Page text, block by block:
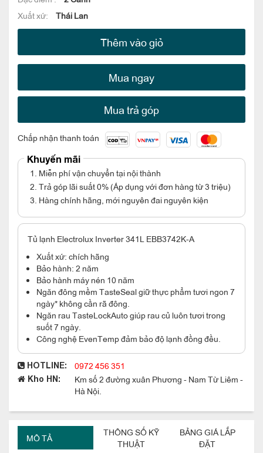
Xuất xứ:
Thái Lan
Thêm vào giỏ
Mua ngay
Mua trả góp
Chấp nhận thanh toán
Khuyến mãi
1. Miễn phí vận chuyển tại nội thành
2. Trả góp lãi suất 0% (Áp dụng với đơn hàng từ 3 triệu)
3. Hàng chính hãng, mới nguyên đai nguyên kiện
Tủ lạnh Electrolux Inverter 341L EBB3742K-A
Xuất xứ: chích hãng
Bảo hành: 2 năm
Bảo hành máy nén 10 năm
Ngăn đông mềm TasteSeal giữ thực phẩm tươi ngon 7
ngày* không cần rã đông.
Ngăn rau TasteLockAuto giúp rau củ luôn tươi trong
suốt 7 ngày.
Công nghệ EvenTemp đảm bảo độ lạnh đồng đều.
HOTLINE: 0972 456 351
Kho HN:
Km số 2 đường xuân Phương - Nam Từ Liêm -
Hà Nội.
MÔ TẢ
THÔNG SỐ KỸ
THUẬT
BẢNG GIÁ LẮP
ĐẶT